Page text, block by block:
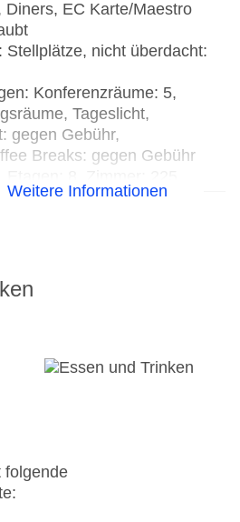
Diners, EC Karte/Maestro
Stellplätze, nicht überdacht:
Konferenzräume: 5,
Tageslicht,
gegen Gebühr,
Breaks: gegen Gebühr
Sterne
Weitere Informationen
folgende